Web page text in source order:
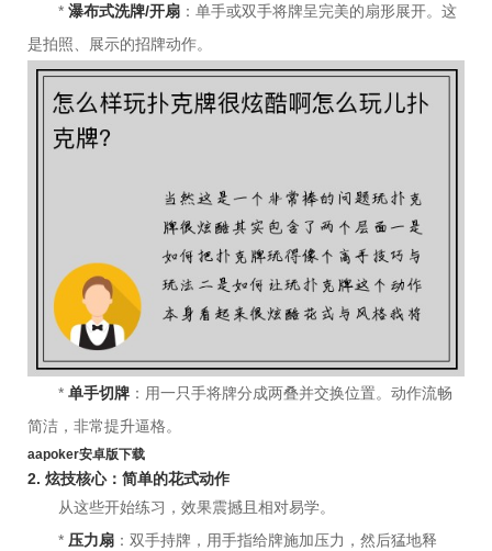
* 瀑布式洗牌/开扇 ：单手或双手将牌呈完美的扇形展开。这
是拍照、展示的招牌动作。
* 单手切牌 ：用一只手将牌分成两叠并交换位置。动作流畅
简洁，非常提升逼格。
aapoker安卓版下载
2. 炫技核心：简单的花式动作
从这些开始练习，效果震撼且相对易学。
* 压力扇 ：双手持牌，用手指给牌施加压力，然后猛地释